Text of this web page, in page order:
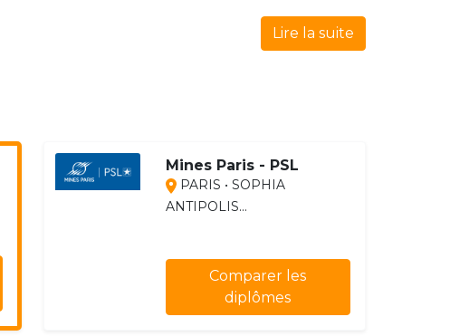
Lire la suite
Mines Paris - PSL
PARIS • SOPHIA
ANTIPOLIS...
Comparer les
diplômes